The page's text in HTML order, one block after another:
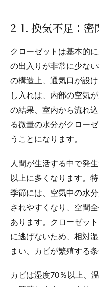
2-1. 換気不足：
クローゼットは基本的
の出入りが非常に少な
の構造上、通気口が設
し入れは、内部の空気
の結果、室内から流れ
る微量の水分がクロー
うことになります。
人間が生活する中で発
以上に多くなります。
季節には、空気中の水
されやすくなり、空間
あります。クローゼッ
に逃げないため、相対
まい、カビが繁殖する
カビは湿度70％以上、